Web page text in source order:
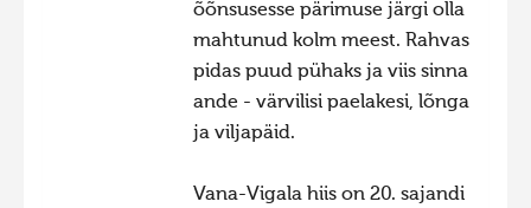
õõnsusesse pärimuse järgi olla
mahtunud kolm meest. Rahvas
pidas puud pühaks ja viis sinna
ande - värvilisi paelakesi, lõnga
ja viljapäid.
Vana-Vigala hiis on 20. sajandi